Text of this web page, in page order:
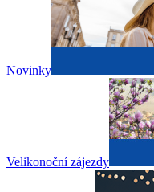
Novinky
Velikonoční zájezdy